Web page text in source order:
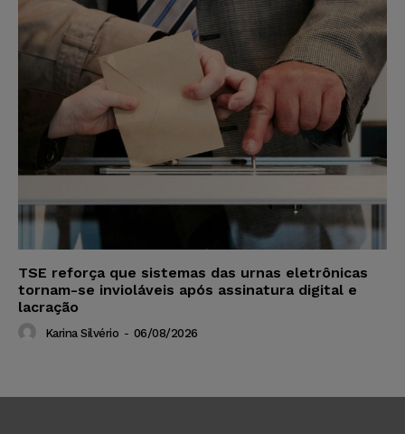
TSE reforça que sistemas das urnas eletrônicas
tornam-se invioláveis após assinatura digital e
lacração
Karina Silvério - 06/08/2026